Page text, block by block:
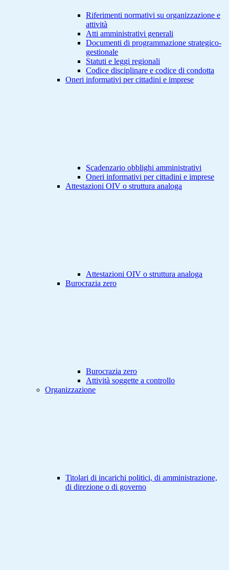
Riferimenti normativi su organizzazione e
attività
Atti amministrativi generali
Documenti di programmazione strategico-
gestionale
Statuti e leggi regionali
Codice disciplinare e codice di condotta
Oneri informativi per cittadini e imprese
Scadenzario obblighi amministrativi
Oneri informativi per cittadini e imprese
Attestazioni OIV o struttura analoga
Attestazioni OIV o struttura analoga
Burocrazia zero
Burocrazia zero
Attività soggette a controllo
Organizzazione
Titolari di incarichi politici, di amministrazione,
di direzione o di governo